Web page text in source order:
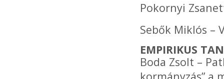
Pokornyi
Sebők Miklós –
EMPIRIKUS
Boda Zsolt –